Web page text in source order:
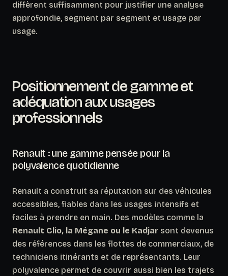
diffèrent suffisamment pour justifier une analyse
approfondie, segment par segment et usage par
usage.
Positionnement de gamme et
adéquation aux usages
professionnels
Renault : une gamme pensée pour la
polyvalence quotidienne
Renault a construit sa réputation sur des véhicules
accessibles, fiables dans les usages intensifs et
faciles à prendre en main. Des modèles comme la
Renault Clio, la Mégane ou le Kadjar sont devenus
des références dans les flottes de commerciaux, de
techniciens itinérants et de représentants. Leur
polyvalence permet de couvrir aussi bien les trajets